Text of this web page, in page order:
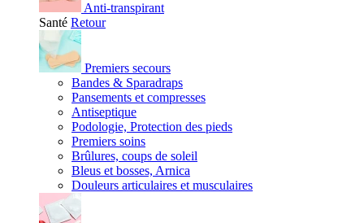
Anti-transpirant
Santé Retour
Premiers secours
Bandes & Sparadraps
Pansements et compresses
Antiseptique
Podologie, Protection des pieds
Premiers soins
Brûlures, coups de soleil
Bleus et bosses, Arnica
Douleurs articulaires et musculaires